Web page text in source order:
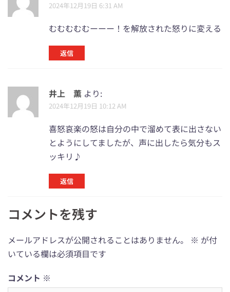
2024年12月19日 6:31 AM
むむむむむーーー！を解放された怒りに変える
返信
井上 薫 より:
2024年12月19日 10:12 AM
喜怒哀楽の怒は自分の中で溜めて表に出さない
とようにしてましたが、声に出したら気分もス
ッキリ♪
返信
コメントを残す
メールアドレスが公開されることはありません。 ※ が付
いている欄は必須項目です
コメント ※